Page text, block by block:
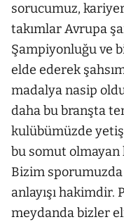
sorucumuz,
takımlar Avrupa
Şampiyonluğu ve
elde ederek
madalya nasip
daha bu branşta
kulübümüzde
bu somut olmayan
Bizim sporumuzda
anlayışı
meydanda bizler